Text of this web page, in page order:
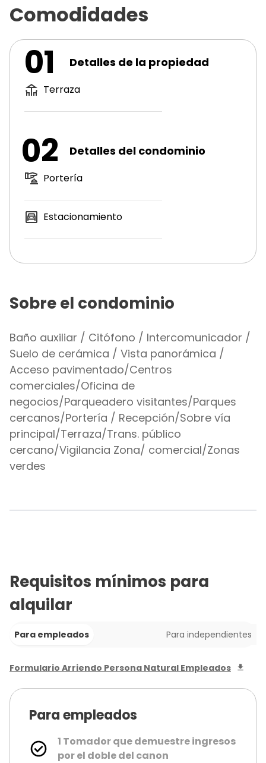
Comodidades
01 Detalles de la propiedad
Terraza
02 Detalles del condominio
Portería
Estacionamiento
Sobre el condominio
Baño auxiliar / Citófono / Intercomunicador /
Suelo de cerámica / Vista panorámica /
Acceso pavimentado/Centros
comerciales/Oficina de
negocios/Parqueadero visitantes/Parques
cercanos/Portería / Recepción/Sobre vía
principal/Terraza/Trans. público
cercano/Vigilancia Zona/ comercial/Zonas
verdes
Requisitos mínimos para
alquilar
Para empleados Para independientes
Formulario Arriendo Persona Natural Empleados
Para empleados
1 Tomador que demuestre ingresos
por el doble del canon